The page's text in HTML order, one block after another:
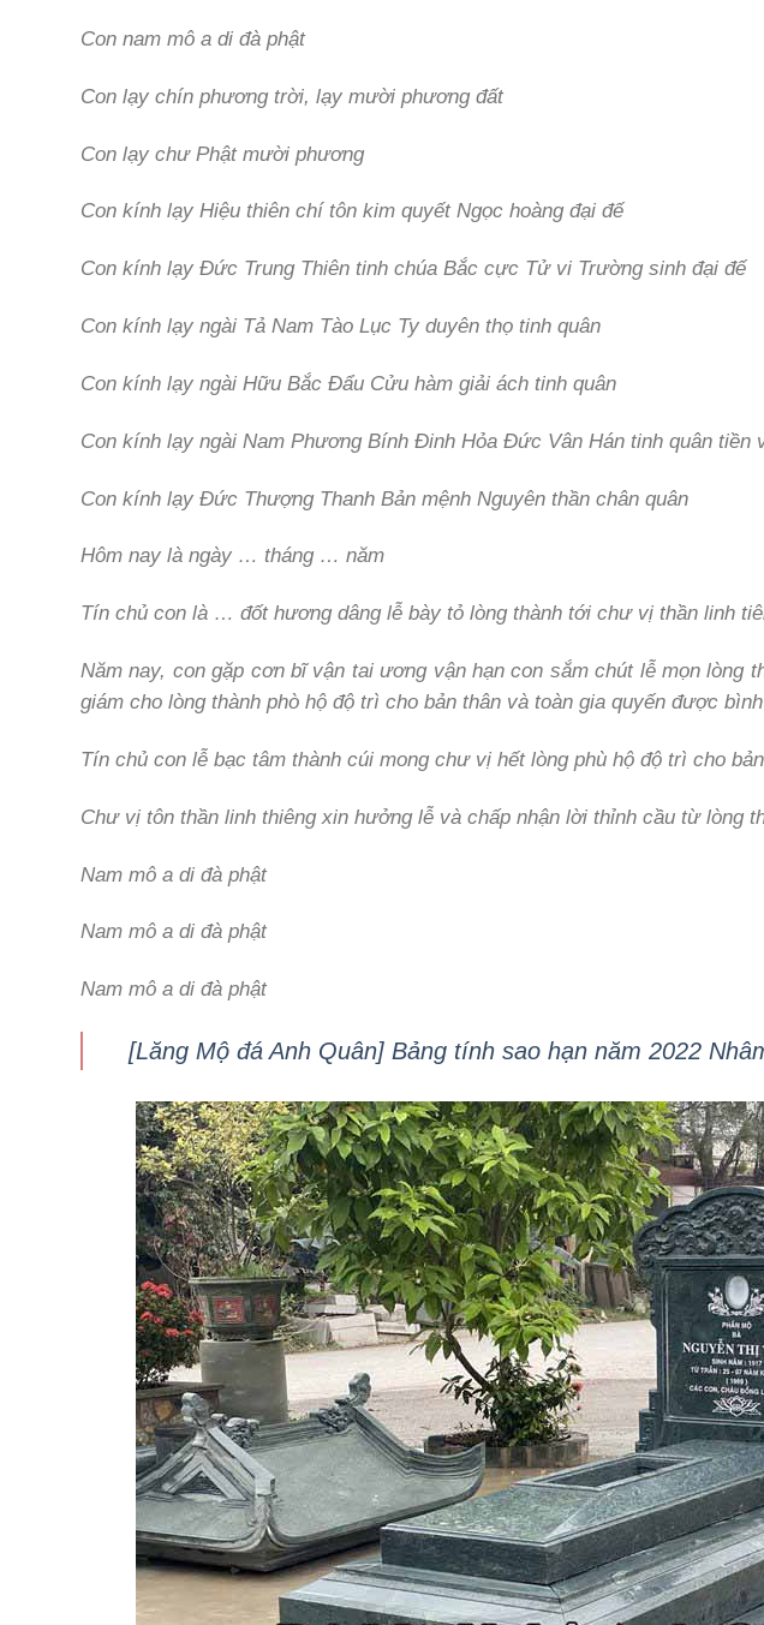
Con nam mô a di đà phật
Con lạy chín phương trời, lạy mười phương đất
Con lạy chư Phật mười phương
Con kính lạy Hiệu thiên chí tôn kim quyết Ngọc hoàng đại đế
Con kính lạy Đức Trung Thiên tinh chúa Bắc cực Tử vi Trường sinh đại đế
Con kính lạy ngài Tả Nam Tào Lục Ty duyên thọ tinh quân
Con kính lạy ngài Hữu Bắc Đẩu Cửu hàm giải ách tinh quân
Con kính lạy ngài Nam Phương Bính Đinh Hỏa Đức Vân Hán tinh quân tiền
Con kính lạy Đức Thượng Thanh Bản mệnh Nguyên thần chân quân
Hôm nay là ngày … tháng … năm
Tín chủ con là … đốt hương dâng lễ bày tỏ lòng thành tới chư vị thần linh
Năm nay, con gặp cơn bĩ vận tai ương vận hạn con sắm chút lễ mọn lòng
giám cho lòng thành phò hộ độ trì cho bản thân và toàn gia quyến được
Tín chủ con lễ bạc tâm thành cúi mong chư vị hết lòng phù hộ độ trì cho
Chư vị tôn thần linh thiêng xin hưởng lễ và chấp nhận lời thỉnh cầu từ lòng
Nam mô a di đà phật
Nam mô a di đà phật
Nam mô a di đà phật